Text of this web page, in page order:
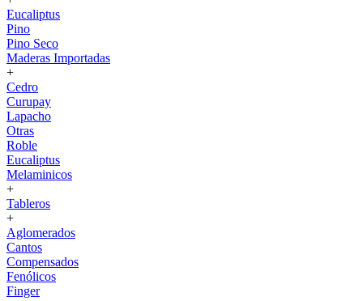
Eucaliptus
Pino
Pino Seco
Maderas Importadas
+
Cedro
Curupay
Lapacho
Otras
Roble
Eucaliptus
Melaminicos
+
Tableros
+
Aglomerados
Cantos
Compensados
Fenólicos
Finger